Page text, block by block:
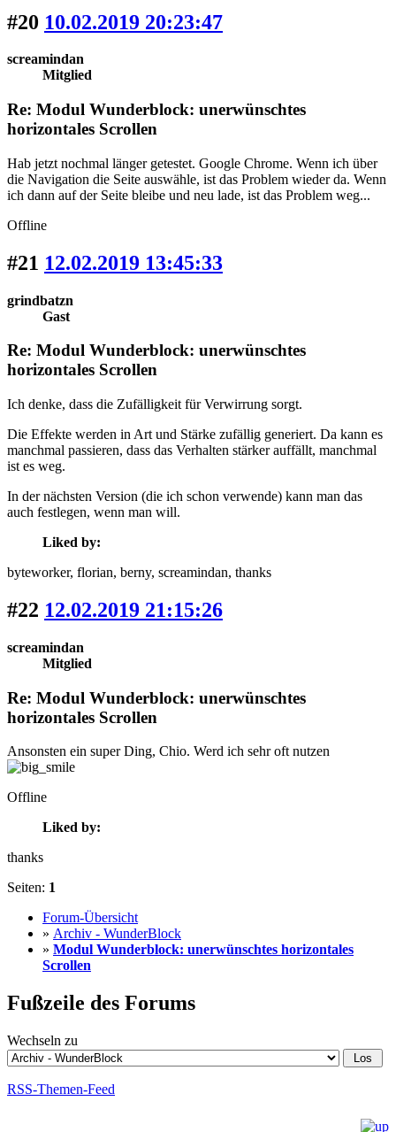
#20 10.02.2019 20:23:47
screamindan
Mitglied
Re: Modul Wunderblock: unerwünschtes
horizontales Scrollen
Hab jetzt nochmal länger getestet. Google Chrome. Wenn ich über
die Navigation die Seite auswähle, ist das Problem wieder da. Wenn
ich dann auf der Seite bleibe und neu lade, ist das Problem weg...
Offline
#21 12.02.2019 13:45:33
grindbatzn
Gast
Re: Modul Wunderblock: unerwünschtes
horizontales Scrollen
Ich denke, dass die Zufälligkeit für Verwirrung sorgt.
Die Effekte werden in Art und Stärke zufällig generiert. Da kann es
manchmal passieren, dass das Verhalten stärker auffällt, manchmal
ist es weg.
In der nächsten Version (die ich schon verwende) kann man das
auch festlegen, wenn man will.
Liked by:
byteworker, florian, berny, screamindan, thanks
#22 12.02.2019 21:15:26
screamindan
Mitglied
Re: Modul Wunderblock: unerwünschtes
horizontales Scrollen
Ansonsten ein super Ding, Chio. Werd ich sehr oft nutzen
Offline
Liked by:
thanks
Seiten: 1
Forum-Übersicht
» Archiv - WunderBlock
» Modul Wunderblock: unerwünschtes horizontales
Scrollen
Fußzeile des Forums
Wechseln zu
RSS-Themen-Feed